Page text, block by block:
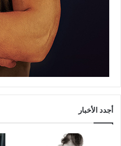
أجدد الأخبار